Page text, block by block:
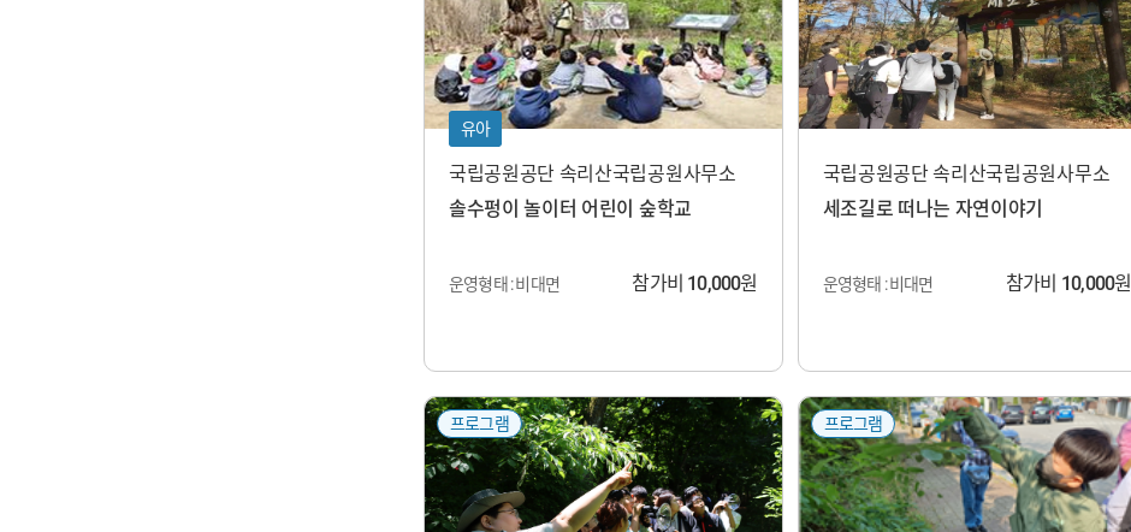
유아
국립공원공단 속리산국립공원사무소
솔수펑이 놀이터 어린이 숲학교
운영형태 : 비대면 참가비 10,000원
국립공원공단 속리산국립공원사무소
세조길로 떠나는 자연이야기
운영형태 : 비대면 참가비 10,000원
프로그램 프로그램